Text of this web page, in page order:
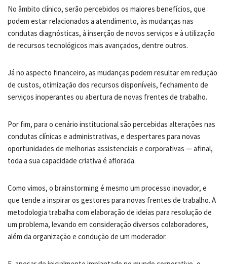
No âmbito clínico, serão percebidos os maiores benefícios, que
podem estar relacionados a atendimento, às mudanças nas
condutas diagnósticas, à inserção de novos serviços e à utilização
de recursos tecnológicos mais avançados, dentre outros.
Já no aspecto financeiro, as mudanças podem resultar em redução
de custos, otimização dos recursos disponíveis, fechamento de
serviços inoperantes ou abertura de novas frentes de trabalho.
Por fim, para o cenário institucional são percebidas alterações nas
condutas clínicas e administrativas, e despertares para novas
oportunidades de melhorias assistenciais e corporativas — afinal,
toda a sua capacidade criativa é aflorada.
Como vimos, o brainstorming é mesmo um processo inovador, e
que tende a inspirar os gestores para novas frentes de trabalho. A
metodologia trabalha com elaboração de ideias para resolução de
um problema, levando em consideração diversos colaboradores,
além da organização e condução de um moderador.